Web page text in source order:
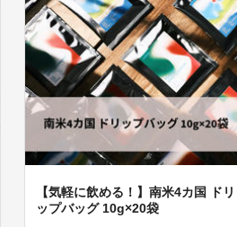
【気軽に飲める！】南米4カ国 ドリ
ップバッグ 10g×20袋